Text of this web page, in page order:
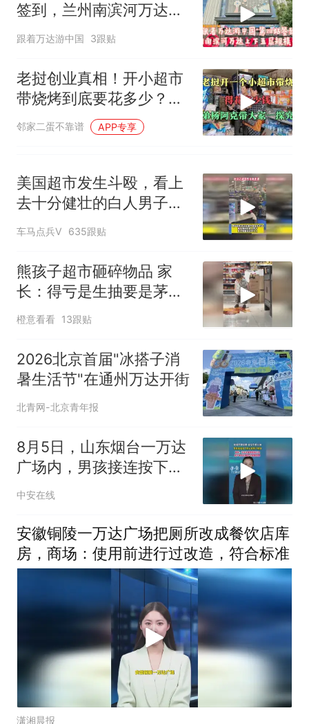
签到，兰州南滨河万达，
餐饮丰富
跟着万达游中国 3跟贴
老挝创业真相！开小超市
带烧烤到底要花多少？三
弟杨阿克硬核摸底
邻家二蛋不靠谱 APP专享
美国超市发生斗殴，看上
去十分健壮的白人男子竟
全程毫无还手之力
车马点兵V 635跟贴
熊孩子超市砸碎物品 家
长：得亏是生抽要是茅台
屁股得开花
橙意看看 13跟贴
2026北京首届"冰搭子消
暑生活节"在通州万达开街
北青网-北京青年报
8月5日，山东烟台一万达
广场内，男孩接连按下防
火卷帘门按钮。商场：已
关注）（编辑：王君）投
稿邮箱：3882124142
中安在线
安徽铜陵一万达广场把厕所改成餐饮店库
房，商场：使用前进行过改造，符合标准
潇湘晨报